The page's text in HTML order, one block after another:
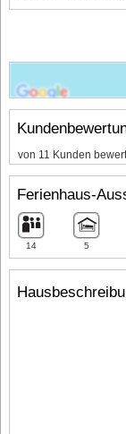
von 11 Kunden
Ferienhaus-
14 5